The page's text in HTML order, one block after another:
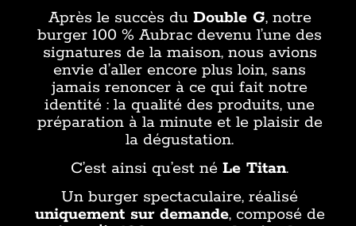
Après le succès du Double G, notre
burger 100 % Aubrac devenu l’une des
signatures de la maison, nous avions
envie d’aller encore plus loin, sans
jamais renoncer à ce qui fait notre
identité : la qualité des produits, une
préparation à la minute et le plaisir de
la dégustation.
C’est ainsi qu’est néLe Titan.
Un burger spectaculaire, réalisé
uniquement sur demande, composé de